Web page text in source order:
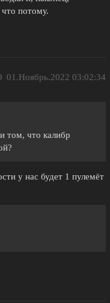
потому.
01.Ноябрь.2022 03:02:34
том, что калибр
у нас будет 1 пулемёт